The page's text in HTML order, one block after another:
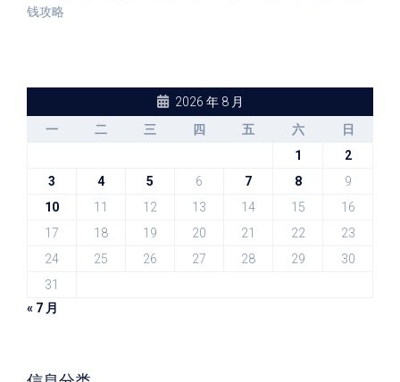
钱攻略
2026 年 8 月
一
二 三 四 五 六
日
1
2
3
4 5 6 7 8
9
10
11 12 13 14 15
16
17
18 19 20 21 22
23
24
25 26 27 28 29
30
31
« 7 月